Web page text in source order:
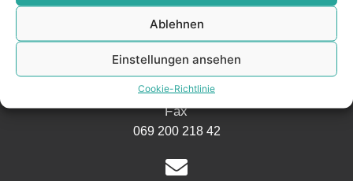
Ablehnen
Einstellungen ansehen
Cookie-Richtlinie
Telefon
Fax
069 200 218 42